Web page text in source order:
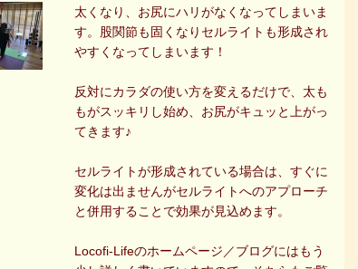
太くなり、お尻にハリがなくなってしまいま
す。股関節も固くなりセルライトも形成され
やすくなってしまいます！
反対にカラダの使い方を変えるだけで、太も
もがスッキリし始め、お尻がキュッと上がっ
てきます♪
セルライトが形成されている場合は、すぐに
変化は出ませんがセルライトへのアプローチ
と併用することで効果が見込めます。
Locofi-Lifeのホームページ／ブログにはもう